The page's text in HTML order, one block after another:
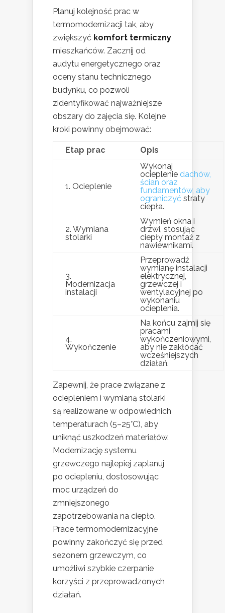
Planuj kolejność prac w
termomodernizacji tak, aby
zwiększyć komfort termiczny
mieszkańców. Zacznij od
audytu energetycznego oraz
oceny stanu technicznego
budynku, co pozwoli
zidentyfikować najważniejsze
obszary do zajęcia się. Kolejne
kroki powinny obejmować:
Etap prac Opis
1. Ocieplenie
Wykonaj
ocieplenie dachów,
ścian oraz
fundamentów, aby
ograniczyć straty
ciepła.
2. Wymiana
stolarki
Wymień okna i
drzwi, stosując
ciepły montaż z
nawiewnikami.
3.
Modernizacja
instalacji
Przeprowadź
wymianę instalacji
elektrycznej,
grzewczej i
wentylacyjnej po
wykonaniu
ocieplenia.
4.
Wykończenie
Na końcu zajmij się
pracami
wykończeniowymi,
aby nie zakłócać
wcześniejszych
działań.
Zapewnij, że prace związane z
ociepleniem i wymianą stolarki
są realizowane w odpowiednich
temperaturach (5–25°C), aby
uniknąć uszkodzeń materiałów.
Modernizację systemu
grzewczego najlepiej zaplanuj
po ociepleniu, dostosowując
moc urządzeń do
zmniejszonego
zapotrzebowania na ciepło.
Prace termomodernizacyjne
powinny zakończyć się przed
sezonem grzewczym, co
umożliwi szybkie czerpanie
korzyści z przeprowadzonych
działań.